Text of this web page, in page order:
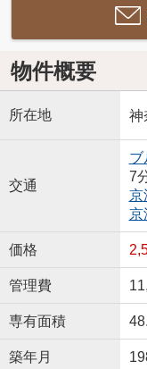
物件概要
所在地 神
交通
ブ
7
京
京
価格
管理費
専有面積
築年月